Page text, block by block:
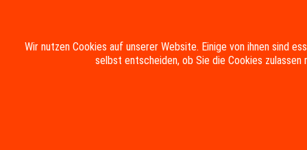
Impressum Datenschutzerklärung
Wir nutzen Cookies auf unserer Website. Einige von ihnen sind
selbst entscheiden, ob Sie die Cookies